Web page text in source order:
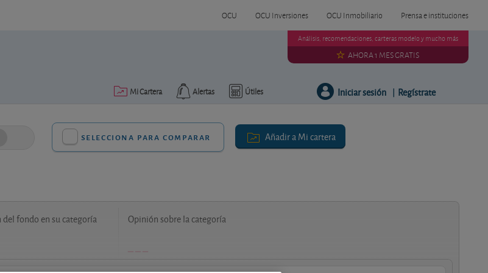
OCU OCU Inversiones OCU Inmobiliario Prensa e instituciones
Útiles
Alertas
Mi Cartera
Análisis, recomendaciones, carteras modelo y mucho más
AHORA 1 MES GRATIS
Iniciar sesión | Regístrate
selecciona para comparar Añadir a Mi cartera
del fondo en su categoría Opinión sobre la categoría